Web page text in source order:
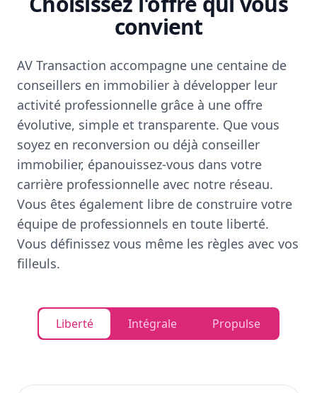
convient
AV Transaction accompagne une centaine de
conseillers en immobilier à développer leur
activité professionnelle grâce à une offre
évolutive, simple et transparente. Que vous
soyez en reconversion ou déjà conseiller
immobilier, épanouissez-vous dans votre
carrière professionnelle avec notre réseau.
Vous êtes également libre de construire votre
équipe de professionnels en toute liberté.
Vous définissez vous même les règles avec vos
filleuls.
Liberté Intégrale Propulse